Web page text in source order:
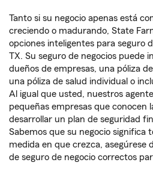
Tanto si su negocio apenas está
creciendo o madurando, State
opciones inteligentes para seguro
TX. Su seguro de negocios puede
dueños de empresas, una póliza
una póliza de salud individual o
Al igual que usted, nuestros
pequeñas empresas que conocen
desarrollar un plan de seguridad
Sabemos que su negocio significa
medida en que crezca, asegúrese
de seguro de negocio correctos